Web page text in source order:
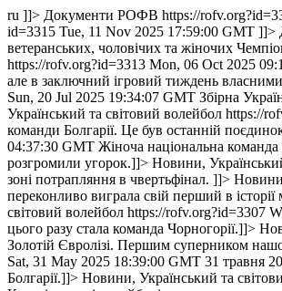
ru ]]> Документи РОФВ https://
id=3315 Tue, 11 Nov 2025 17:59:00 GMT ]]>
ветеранських, чоловічих та жіночих
https://rofv.org?id=3313 Mon, 06 Oct 2025
але в заключний ігровий тиждень власними
Sun, 20 Jul 2025 19:34:07 GMT Збірна
Український та світовий волейбол https://
команди Болгарії. Це був останній
04:37:30 GMT Жіноча національна команда
розгромили угорок.]]> Новини,
зоні потрапляння в чвертьфінал. ]]>
переконливо виграла свій перший в
світовий волейбол https://rofv.org?id=3307
цього разу стала команда Чорногорії.]]>
Золотій Євролізі. Першим суперником
Sat, 31 May 2025 18:39:00 GMT 31 травня
Болгарії.]]> Новини, Український та